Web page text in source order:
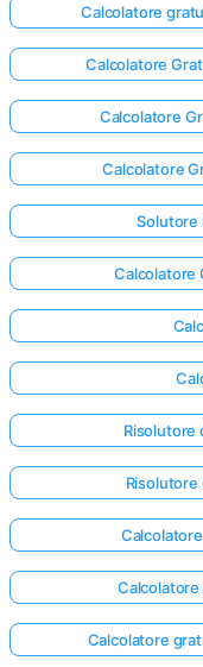
Calcolatore
Calcolatore
Calcolatore
Calcolatore
Solutore
Calcolatore
Risolutore
Calcolatore